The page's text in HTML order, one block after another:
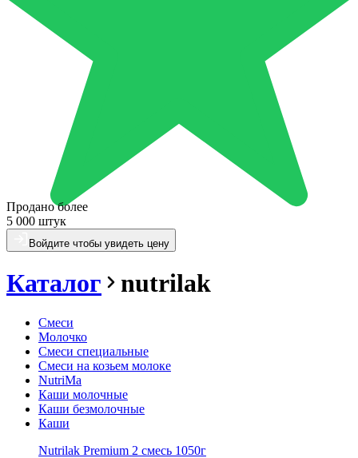
Продано более
5 000 штук
Войдите чтобы увидеть цену
Каталог nutrilak
Смеси
Молочко
Смеси специальные
Смеси на козьем молоке
NutriMa
Каши молочные
Каши безмолочные
Каши
Nutrilak Premium 2 смесь 1050г